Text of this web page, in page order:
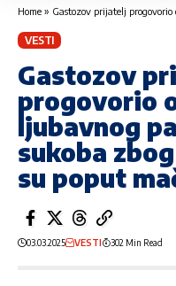
Home » Gastozov prijatelj progovorio o odnosu
VESTI
Gastozov
progovorio
ljubavnog
sukoba
su poput
03.03.2025 VESTI 302 Min Read